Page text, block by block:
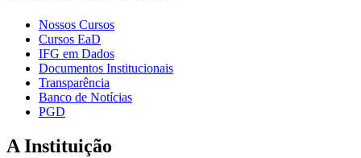
Nossos Cursos
Cursos EaD
IFG em Dados
Documentos Institucionais
Transparência
Banco de Notícias
PGD
A Instituição